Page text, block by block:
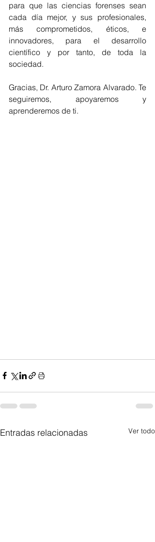
para que las ciencias forenses sean
cada día mejor, y sus profesionales,
más comprometidos, éticos, e
innovadores, para el desarrollo
científico y por tanto, de toda la
sociedad.
Gracias, Dr. Arturo Zamora Alvarado. Te
seguiremos, apoyaremos y
aprenderemos de ti.
Entradas relacionadas Ver todo